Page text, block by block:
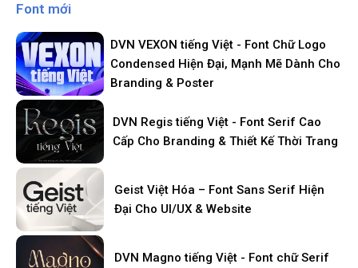
Font mới
DVN VEXON tiếng Việt - Font Chữ Logo
Condensed Hiện Đại, Mạnh Mẽ Dành Cho
Branding & Poster
DVN Regis tiếng Việt - Font Serif Cao
Cấp Cho Branding & Thiết Kế Thời Trang
Geist Việt Hóa – Font Sans Serif Hiện
Đại Cho UI/UX & Website
DVN Magno tiếng Việt - Font chữ Serif